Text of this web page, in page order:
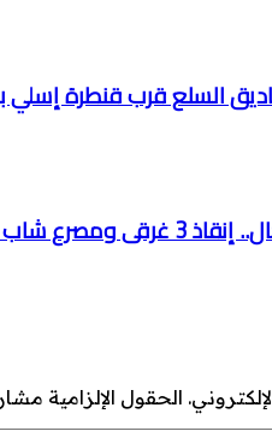
السلع قرب قنطرة إسلي
رغم محاولات الإنقاذ
الحقول الإلزامية مشار